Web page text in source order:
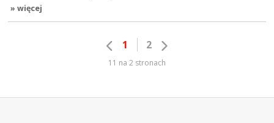
» więcej
1 2
11 na 2 stronach